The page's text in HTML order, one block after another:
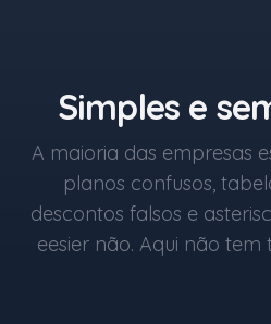
Simples e
A maioria das empresas
planos confusos,
descontos falsos e
eesier não. Aqui não tem